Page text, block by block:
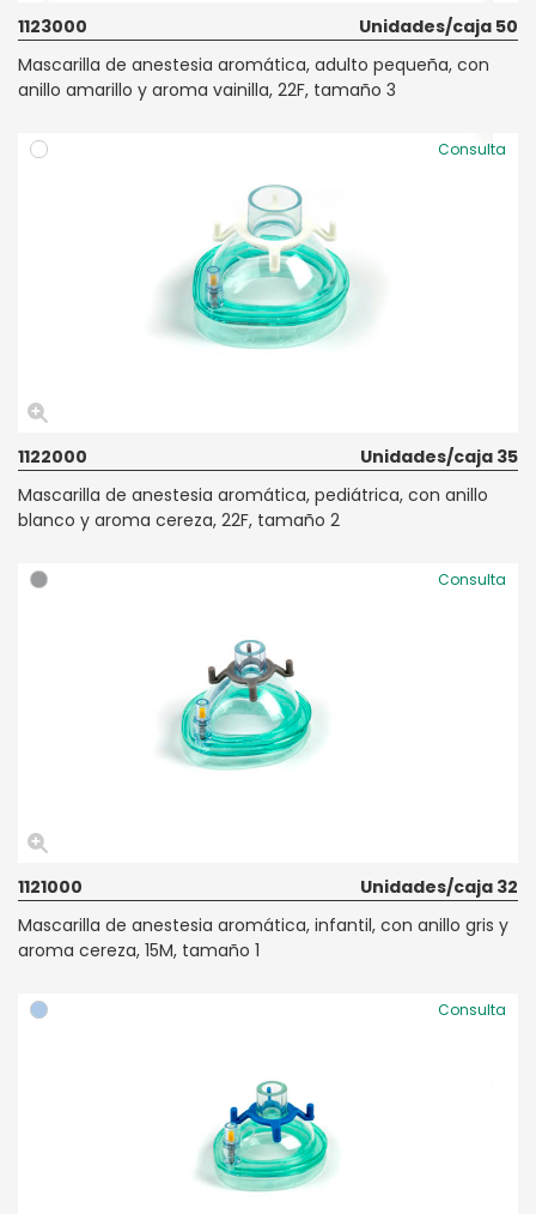
1123000
Unidades/caja 50
Mascarilla de anestesia aromática, adulto pequeña, con
anillo amarillo y aroma vainilla, 22F, tamaño 3
Consulta
1122000
Unidades/caja 35
Mascarilla de anestesia aromática, pediátrica, con anillo
blanco y aroma cereza, 22F, tamaño 2
Consulta
1121000
Unidades/caja 32
Mascarilla de anestesia aromática, infantil, con anillo gris y
aroma cereza, 15M, tamaño 1
Consulta